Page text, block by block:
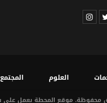
العلوم المجتمع